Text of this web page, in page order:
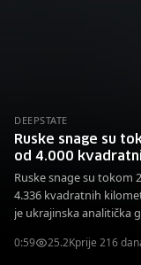
DEEPSTATE
Ruske snage su
od 4.000
teritorija
Ruske snage su tokom
4.336 kvadratnih
je ukrajinska analitička
0:59 25.2Kprije 216